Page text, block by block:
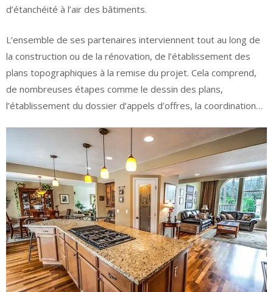
d’étanchéité à l’air des bâtiments.
L’ensemble de ses partenaires interviennent tout au long de
la construction ou de la rénovation, de l’établissement des
plans topographiques à la remise du projet. Cela comprend,
de nombreuses étapes comme le dessin des plans,
l’établissement du dossier d’appels d’offres, la coordination…